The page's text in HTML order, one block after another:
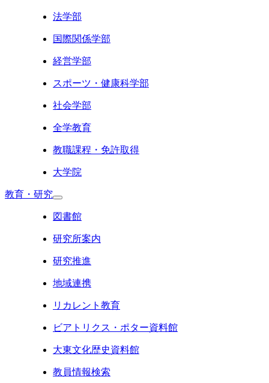
法学部
国際関係学部
経営学部
スポーツ・健康科学部
社会学部
全学教育
教職課程・免許取得
大学院
教育・研究
図書館
研究所案内
研究推進
地域連携
リカレント教育
ビアトリクス・ポター資料館
大東文化歴史資料館
教員情報検索